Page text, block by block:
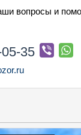
вопросы и
35